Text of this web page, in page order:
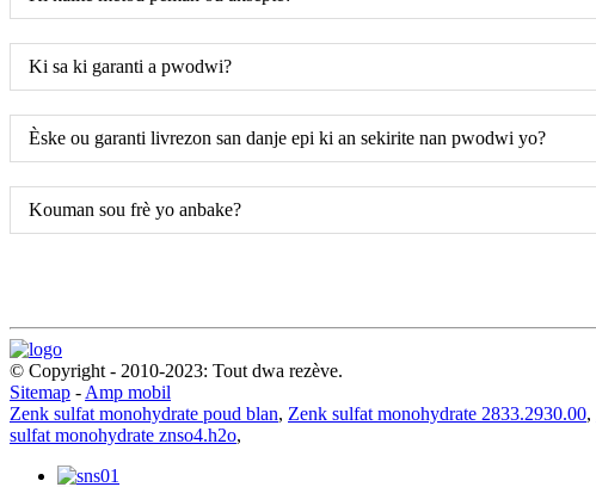
Ki sa ki garanti a pwodwi?
Èske ou garanti livrezon san danje epi ki an sekirite nan pwodwi yo?
Kouman sou frè yo anbake?
© Copyright - 2010-2023: Tout dwa rezève.
Sitemap - Amp mobil
Zenk sulfat monohydrate poud blan, Zenk sulfat monohydrate 2833.2930.00,
sulfat monohydrate znso4.h2o,